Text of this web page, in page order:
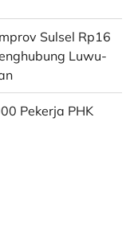
Sulsel Rp16
Luwu-
Pekerja PHK